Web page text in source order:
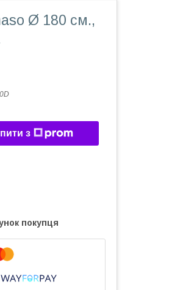
Ø 180 см.,
з
покупця